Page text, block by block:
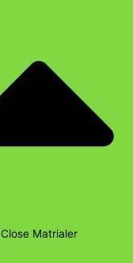
Close Matrialer